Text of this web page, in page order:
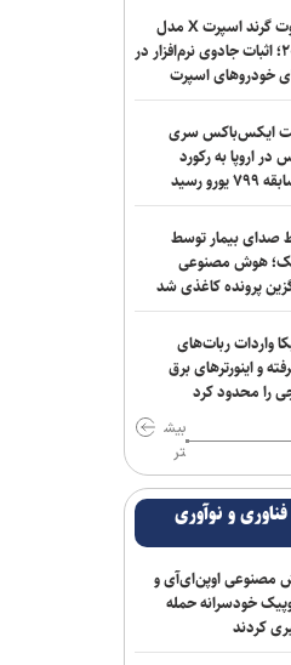
رسانه عبری: از آغاز جنگ غزه دست‌کم ۹
زخمی شده‌اند
هفته آینده
لاریجانی دربارۀ
تیم تروریستی در
وزارت اطلاعات: ۲۱ مزدور موساد و ۴ شرور
شدند
برای پایان دادن
ایران ندارد
دریا دل کاشان به
ترامپ از وزیر
است
کوروت گرند اسپرت X مدل
۲۰۲۷؛ اثبات جادوی نرم‌افزار در
خودروهای اسپرت
ایکس‌باکس سری
در اروپا به رکورد
یورو رسید
صدای بیمار توسط
هوش مصنوعی
پرونده کاغذی شد
واردات ربات‌های
و اینورترهای برق
را محدود کرد
بیش
تر
و نوآوری
مصنوعی اوپن‌ای‌آی و
خودسرانه حمله
کردند